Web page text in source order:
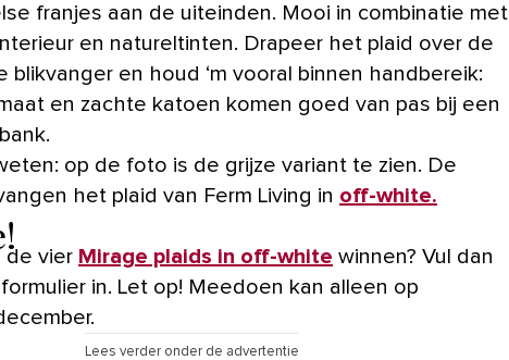
franjes aan de uiteinden. Mooi in combinatie met
en natureltinten. Drapeer het plaid over de
blikvanger en houd ‘m vooral binnen handbereik:
en zachte katoen komen goed van pas bij een
op de foto is de grijze variant te zien. De
het plaid van Ferm Living in off-white.
de vier Mirage plaids in off-white winnen? Vul dan
in. Let op! Meedoen kan alleen op
Lees verder onder de advertentie